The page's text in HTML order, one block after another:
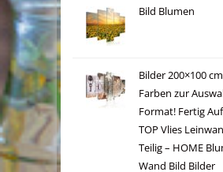
Bild Blumen
Bilder 200×100
Farben zur
Format! Fertig
TOP Vlies
Teilig – HOME
Wand Bild Bilder